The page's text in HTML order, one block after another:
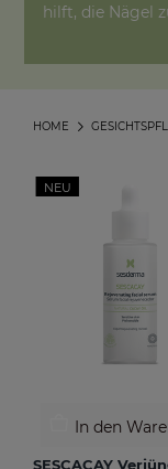
hilft, die Nägel
HOME
NEU
In den